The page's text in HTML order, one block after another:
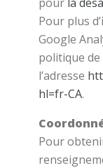
Pour plus
Google
politique
l’adresse
hl=fr-CA.
Pour